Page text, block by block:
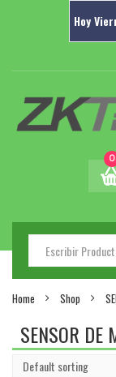
Hoy
0
Home Shop
SENSOR DE